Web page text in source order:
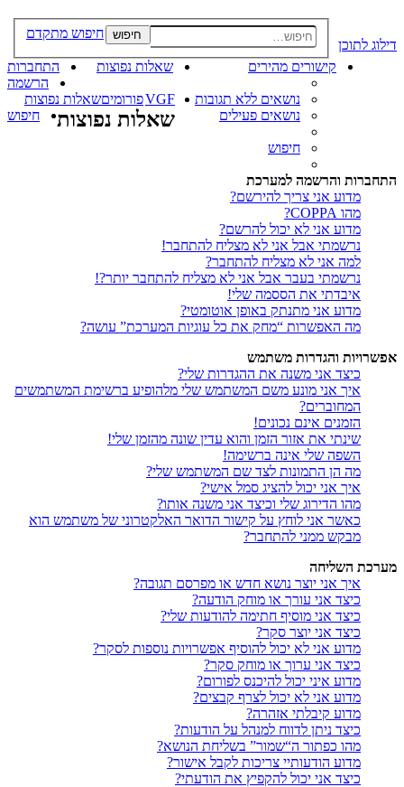
דילוג לתוכן
חיפוש חיפוש מתקדם
קישורים מהירים
נושאים ללא תגובות
נושאים פעילים
חיפוש
שאלות נפוצות
התחברות
הרשמה
VGFפורומיםשאלות נפוצות
חיפוש
שאלות נפוצות
התחברות והרשמה למערכת
מדוע אני צריך להירשם?
מהו COPPA?
מדוע אני לא יכול להרשם?
נרשמתי אבל אני לא מצליח להתחבר!
למה אני לא מצליח להתחבר?
נרשמתי בעבר אבל אני לא מצליח להתחבר יותר?!
איבדתי את הססמה שלי!
מדוע אני מתנתק באופן אוטומטי?
מה האפשרות “מחק את כל עוגיות המערכת” עושה?
אפשרויות והגדרות משתמש
כיצד אני משנה את ההגדרות שלי?
איך אני מונע משם המשתמש שלי מלהופיע ברשימת המשתמשים
המחוברים?
הזמנים אינם נכונים!
שינתי את אזור הזמן והוא עדין שונה מהזמן שלי!
השפה שלי אינה ברשימה!
מה הן התמונות לצד שם המשתמש שלי?
איך אני יכול להציג סמל אישי?
מהו הדירוג שלי וכיצד אני משנה אותו?
כאשר אני לוחץ על קישור הדואר האלקטרוני של משתמש הוא
מבקש ממני להתחבר?
מערכת השליחה
איך אני יוצר נושא חדש או מפרסם תגובה?
כיצד אני עורך או מוחק הודעה?
כיצד אני מוסיף חתימה להודעות שלי?
כיצד אני יוצר סקר?
מדוע אני לא יכול להוסיף אפשרויות נוספות לסקר?
כיצד אני ערוך או מוחק סקר?
מדוע איני יכול להיכנס לפורום?
מדוע אני לא יכול לצרף קבצים?
מדוע קיבלתי אזהרה?
כיצד ניתן לדווח למנהל על הודעות?
מהו כפתור ה“שמור” בשליחת הנושא?
מדוע הודעותיי צריכות לקבל אישור?
כיצד אני יכול להקפיץ את הודעתי?